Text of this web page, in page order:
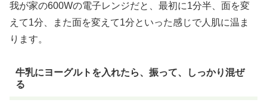
我が家の600Wの電子レンジだと、最初に1分半、面を変
えて1分、また面を変えて1分といった感じで人肌に温ま
ります。
牛乳にヨーグルトを入れたら、振って、しっかり混ぜ
る